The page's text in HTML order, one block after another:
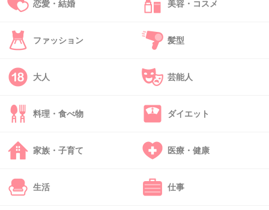
44. 匿名
Bリーグの選手でも平均身長190cm以上
広瀬アリスと付き合ってる選手は192ｃｍ
B.LEAGUE B1 第25節｜BEST of TOUGH
SHOT Weekly TOP5 presented by G-
YouTube
youtu.be
B.LEAGUE OFFICIAL SITE http://www.bleague.jp/ B.LEAGUE LINE公式アカウ
ント https://line.me/R/ti/p/%40b.league B.LEAGUE OFFICIAL Twitter
https://twitter.com/B_LEAGUE ...
恋愛・結婚 美容・コスメ
ファッション 髪型
大人 芸能人
料理・食べ物 ダイエット
家族・子育て 医療・健康
生活 仕事